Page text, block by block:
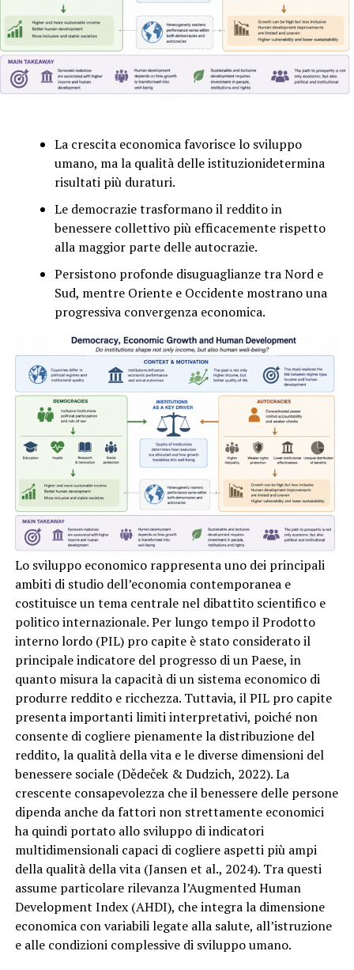
La crescita economica favorisce lo sviluppo
umano, ma la qualità delle istituzionidetermina
risultati più duraturi.
Le democrazie trasformano il reddito in
benessere collettivo più efficacemente rispetto
alla maggior parte delle autocrazie.
Persistono profonde disuguaglianze tra Nord e
Sud, mentre Oriente e Occidente mostrano una
progressiva convergenza economica.
Lo sviluppo economico rappresenta uno dei principali
ambiti di studio dell’economia contemporanea e
costituisce un tema centrale nel dibattito scientifico e
politico internazionale. Per lungo tempo il Prodotto
interno lordo (PIL) pro capite è stato considerato il
principale indicatore del progresso di un Paese, in
quanto misura la capacità di un sistema economico di
produrre reddito e ricchezza. Tuttavia, il PIL pro capite
presenta importanti limiti interpretativi, poiché non
consente di cogliere pienamente la distribuzione del
reddito, la qualità della vita e le diverse dimensioni del
benessere sociale (Dědeček & Dudzich, 2022). La
crescente consapevolezza che il benessere delle persone
dipenda anche da fattori non strettamente economici
ha quindi portato allo sviluppo di indicatori
multidimensionali capaci di cogliere aspetti più ampi
della qualità della vita (Jansen et al., 2024). Tra questi
assume particolare rilevanza l’Augmented Human
Development Index (AHDI), che integra la dimensione
economica con variabili legate alla salute, all’istruzione
e alle condizioni complessive di sviluppo umano.